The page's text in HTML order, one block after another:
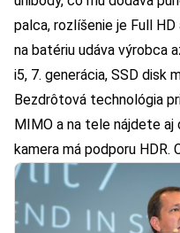
palca, rozlíšenie je Full
na batériu udáva výrobca
i5, 7. generácia, SSD disk
Bezdrôtová technológia
MIMO a na tele nájdete aj
kamera má podporu HDR.